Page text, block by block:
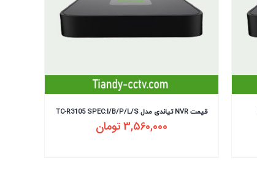
قیمت NVR تیاندی مدل TC-R3105 SPEC:I/B/P/L/S
3,560,000تومان